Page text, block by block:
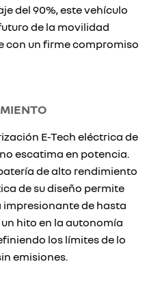
del 90%, este vehículo
de la movilidad
con un firme compromiso
E-Tech eléctrica de
escatima en potencia.
de alto rendimiento
de su diseño permite
de hasta
un hito en la autonomía
los límites de lo
emisiones.